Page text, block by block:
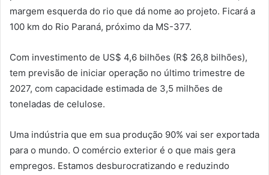
margem esquerda do rio que dá nome ao projeto. Ficará a
100 km do Rio Paraná, próximo da MS-377.
Com investimento de US$ 4,6 bilhões (R$ 26,8 bilhões),
tem previsão de iniciar operação no último trimestre de
2027, com capacidade estimada de 3,5 milhões de
toneladas de celulose.
Uma indústria que em sua produção 90% vai ser exportada
para o mundo. O comércio exterior é o que mais gera
empregos. Estamos desburocratizando e reduzindo